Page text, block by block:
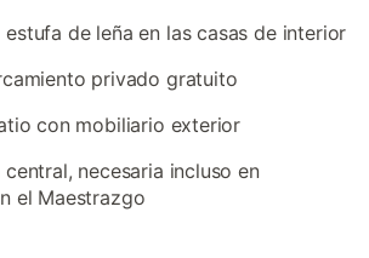
estufa de leña en las casas de interior
privado gratuito
con mobiliario exterior
necesaria incluso en
el Maestrazgo